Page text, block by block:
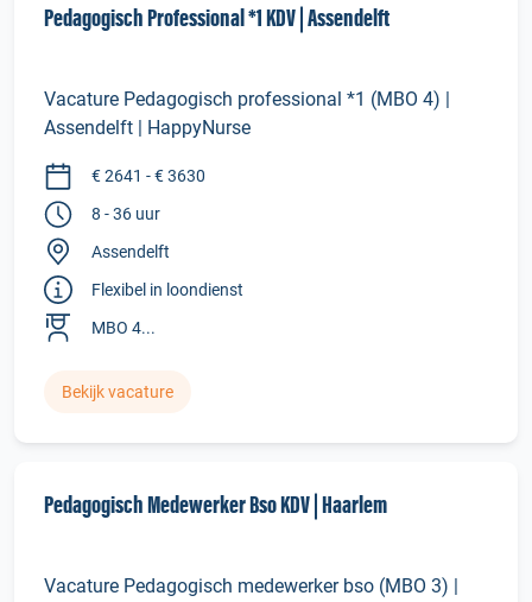
Pedagogisch Professional *1 KDV | Assendelft
Vacature Pedagogisch professional *1 (MBO 4) |
Assendelft | HappyNurse
€ 2641 - € 3630
8 - 36 uur
Assendelft
Flexibel in loondienst
MBO 4...
Bekijk vacature
Pedagogisch Medewerker Bso KDV | Haarlem
Vacature Pedagogisch medewerker bso (MBO 3) |